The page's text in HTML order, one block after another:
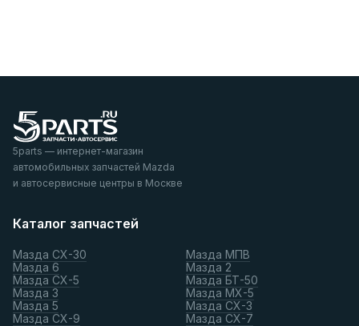
5parts — интернет-магазин
автомобильных запчастей Mazda
и автосервисные центры в Москве
Каталог запчастей
Мазда СХ-30
Мазда 6
Мазда СХ-5
Мазда 3
Мазда 5
Мазда СХ-9
Мазда МПВ
Мазда 2
Мазда БТ-50
Мазда МХ-5
Мазда СХ-3
Мазда СХ-7